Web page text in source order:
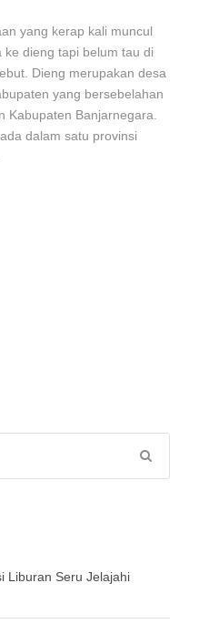
yang kerap kali muncul
dieng tapi belum tau di
Dieng merupakan desa
yang bersebelahan
Kabupaten Banjarnegara.
dalam satu provinsi
Liburan Seru Jelajahi